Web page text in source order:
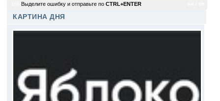
Выделите ошибку и отправьте по CTRL+ENTER
КАРТИНА ДНЯ